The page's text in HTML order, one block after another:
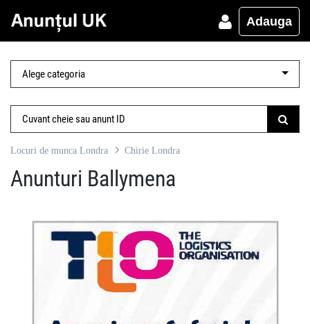
Adauga
Locuri de munca Londra Chirie Londra
Anunturi Ballymena